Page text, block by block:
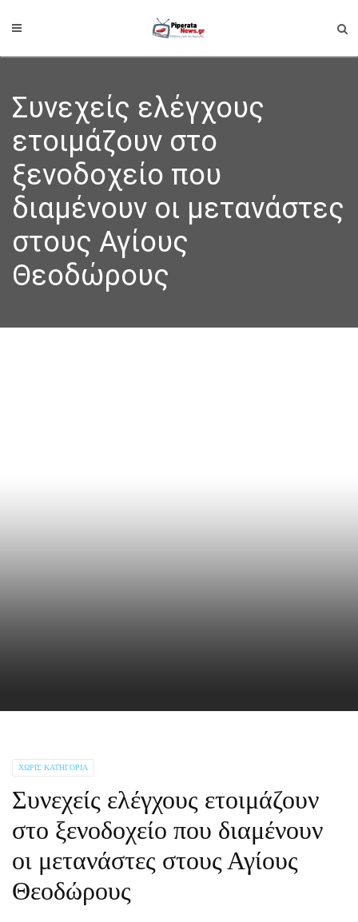
Συνεχείς ελέγχους
ετοιμάζουν στο
ξενοδοχείο που
διαμένουν οι μετανάστες
στους Αγίους
Θεοδώρους
ΧΩΡΊΣ ΚΑΤΗΓΟΡΊΑ
Συνεχείς ελέγχους ετοιμάζουν
στο ξενοδοχείο που διαμένουν
οι μετανάστες στους Αγίους
Θεοδώρους